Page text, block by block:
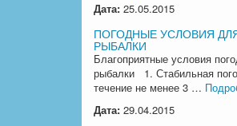
Дата: 25.05.2015
ПОГОДНЫЕ УСЛОВИЯ
РЫБАЛКИ
Благоприятные условия
рыбалки 1. Стабильная
течение не менее 3 …
Дата: 29.04.2015